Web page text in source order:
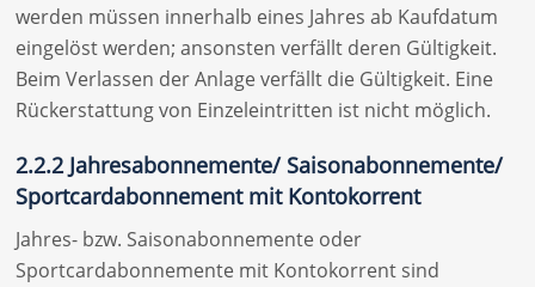
werden müssen innerhalb eines Jahres ab Kaufdatum
eingelöst werden; ansonsten verfällt deren Gültigkeit.
Beim Verlassen der Anlage verfällt die Gültigkeit. Eine
Rückerstattung von Einzeleintritten ist nicht möglich.
2.2.2 Jahresabonnemente/ Saisonabonnemente/
Sportcardabonnement mit Kontokorrent
Jahres- bzw. Saisonabonnemente oder
Sportcardabonnemente mit Kontokorrent sind